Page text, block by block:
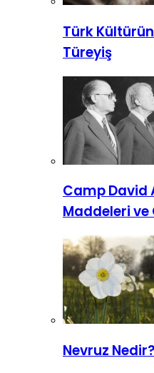
Türk
Türeyiş
Camp David
Maddeleri ve
Nevruz